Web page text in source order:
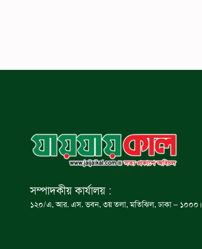
সম্পাদকীয় কার্যালয় :
১২০/এ, আর. এস. ভবন, ৩য় তলা, মতিঝিল, ঢাকা – ১০০০।